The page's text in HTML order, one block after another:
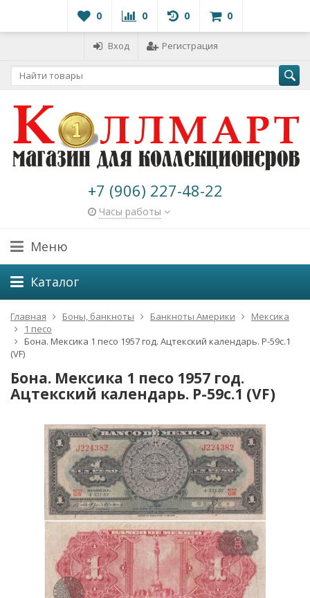
0 0 0 0
Вход Регистрация
+7 (906) 227-48-22
Часы работы
Меню
Каталог
Главная Боны, банкноты Банкноты Америки
Мексика
1 песо
Бона. Мексика 1 песо 1957 год. Ацтекский календарь. P-59c.1
(VF)
Бона. Мексика 1 песо 1957 год.
Ацтекский календарь. P-59c.1 (VF)